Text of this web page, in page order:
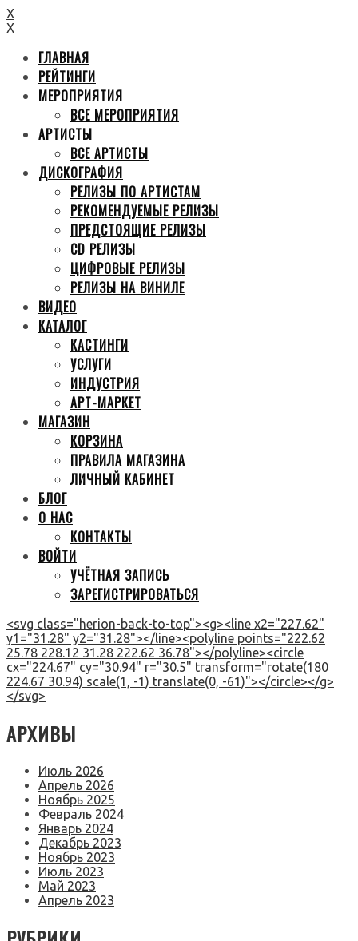
X
X
ГЛАВНАЯ
РЕЙТИНГИ
МЕРОПРИЯТИЯ
ВСЕ МЕРОПРИЯТИЯ
АРТИСТЫ
ВСЕ АРТИСТЫ
ДИСКОГРАФИЯ
РЕЛИЗЫ ПО АРТИСТАМ
РЕКОМЕНДУЕМЫЕ РЕЛИЗЫ
ПРЕДСТОЯЩИЕ РЕЛИЗЫ
CD РЕЛИЗЫ
ЦИФРОВЫЕ РЕЛИЗЫ
РЕЛИЗЫ НА ВИНИЛЕ
ВИДЕО
КАТАЛОГ
КАСТИНГИ
УСЛУГИ
ИНДУСТРИЯ
АРТ-МАРКЕТ
МАГАЗИН
КОРЗИНА
ПРАВИЛА МАГАЗИНА
ЛИЧНЫЙ КАБИНЕТ
БЛОГ
О НАС
КОНТАКТЫ
ВОЙТИ
УЧЁТНАЯ ЗАПИСЬ
ЗАРЕГИСТРИРОВАТЬСЯ
<svg class="herion-back-to-top"><g><line x2="227.62"
y1="31.28" y2="31.28"></line><polyline points="222.62
25.78 228.12 31.28 222.62 36.78"></polyline><circle
cx="224.67" cy="30.94" r="30.5" transform="rotate(180
224.67 30.94) scale(1, -1) translate(0, -61)"></circle></g>
</svg>
АРХИВЫ
Июль 2026
Апрель 2026
Ноябрь 2025
Февраль 2024
Январь 2024
Декабрь 2023
Ноябрь 2023
Июль 2023
Май 2023
Апрель 2023